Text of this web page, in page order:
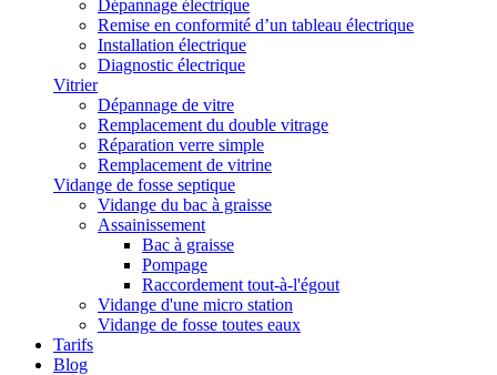
Dépannage électrique
Remise en conformité d’un tableau électrique
Installation électrique
Diagnostic électrique
Vitrier
Dépannage de vitre
Remplacement du double vitrage
Réparation verre simple
Remplacement de vitrine
Vidange de fosse septique
Vidange du bac à graisse
Assainissement
Bac à graisse
Pompage
Raccordement tout-à-l'égout
Vidange d'une micro station
Vidange de fosse toutes eaux
Tarifs
Blog